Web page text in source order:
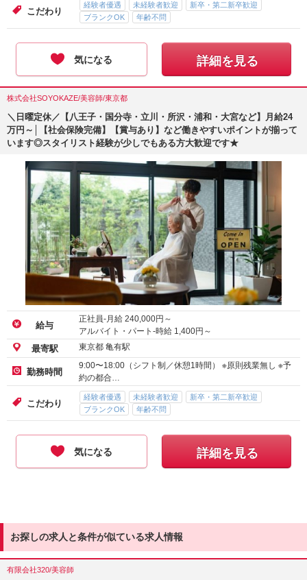
こだわり
経験者優遇 未経験者歓迎
新卒・第二新卒歓迎
ブランクOK
年齢不問
気になる 詳細を見る
株式会社SOYOKAZE/美容師/東京都
＼日曜定休／【八王子・国分寺・立川・所沢・浦和・大宮など】月給24
万円～│【社会保険完備】【賞与あり】など働きやすいポイントが揃って
います◎スタイリスト経験が少しでもある方大歓迎です★
給与
正社員-月給 240,000円～
アルバイト・パート-時給 1,400円～
最寄駅 東京都 亀有駅
勤務時間
9:00〜18:00（シフト制／休憩1時間） ※原則残業無し ※予
約の都合…
こだわり
経験者優遇 未経験者歓迎
新卒・第二新卒歓迎
ブランクOK
年齢不問
気になる 詳細を見る
お探しの求人と条件が似ている求人情報
有限会社320/美容師